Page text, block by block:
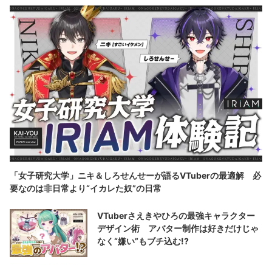
「女子研究大学」ニキ＆しろせんせーが語るVTuberの最適解 必
要なのは非日常より“イカレた奴”の日常
VTuberさえきやひろの最強キャラクター
デザイン術 アバター制作は好きだけじゃ
なく“嫌い”もブチ込む!?